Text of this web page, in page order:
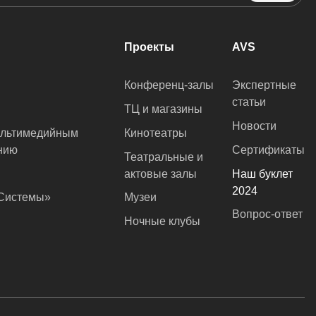
Проекты
Конференц-залы
ТЦ и магазины
Кинотеатры
Театральные и
актовые залы
Музеи
Ночные клубы
AVS
Экспертные
статьи
Новости
Сертификаты
Наш буклет
2024
Вопрос-ответ